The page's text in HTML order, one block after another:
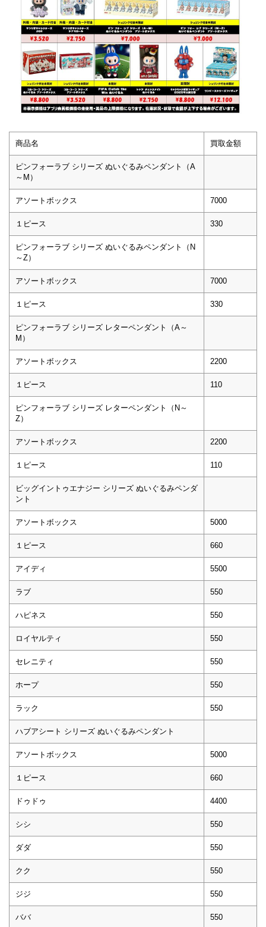
商品名 買取金額
ピンフォーラブ シリーズ ぬいぐるみペンダント（A
～M）
アソートボックス 7000
１ピース 330
ピンフォーラブ シリーズ ぬいぐるみペンダント（N
～Z）
アソートボックス 7000
１ピース 330
ピンフォーラブ シリーズ レターペンダント（A～
M）
アソートボックス 2200
１ピース 110
ピンフォーラブ シリーズ レターペンダント（N～
Z）
アソートボックス 2200
１ピース 110
ビッグイントゥエナジー シリーズ ぬいぐるみペンダ
ント
アソートボックス 5000
１ピース 660
アイディ 5500
ラブ 550
ハピネス 550
ロイヤルティ 550
セレニティ 550
ホープ 550
ラック 550
ハブアシート シリーズ ぬいぐるみペンダント
アソートボックス 5000
１ピース 660
ドゥドゥ 4400
シシ 550
ダダ 550
クク 550
ジジ 550
ババ 550